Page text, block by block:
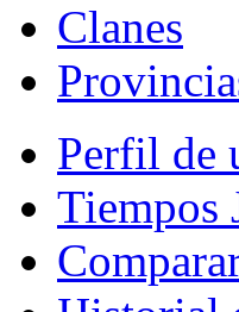
Clanes
Perfil de
Tiempos